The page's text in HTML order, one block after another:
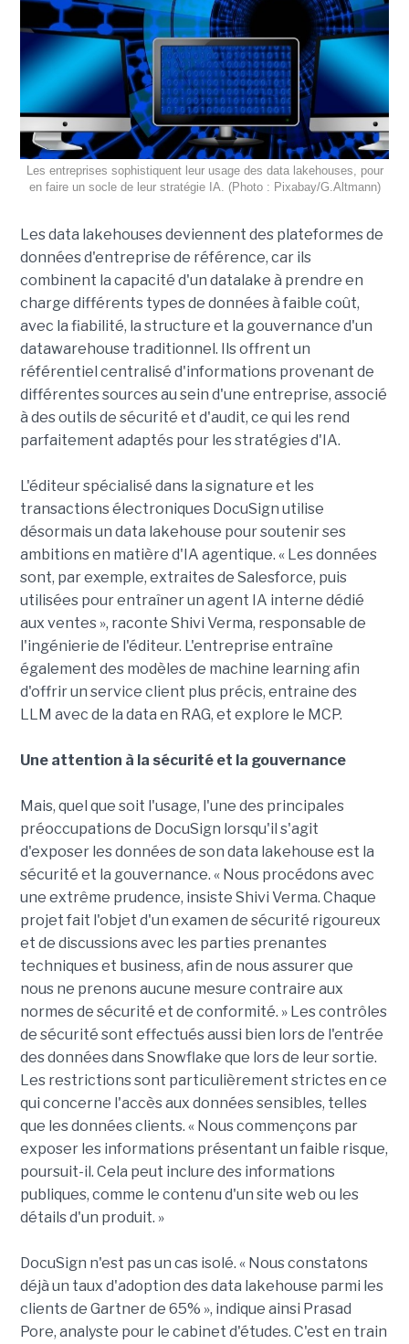
Les entreprises sophistiquent leur usage des data lakehouses, pour
en faire un socle de leur stratégie IA. (Photo : Pixabay/G.Altmann)
Les data lakehouses deviennent des plateformes de
données d'entreprise de référence, car ils
combinent la capacité d'un datalake à prendre en
charge différents types de données à faible coût,
avec la fiabilité, la structure et la gouvernance d'un
datawarehouse traditionnel. Ils offrent un
référentiel centralisé d'informations provenant de
différentes sources au sein d'une entreprise, associé
à des outils de sécurité et d'audit, ce qui les rend
parfaitement adaptés pour les stratégies d'IA.
L'éditeur spécialisé dans la signature et les
transactions électroniques DocuSign utilise
désormais un data lakehouse pour soutenir ses
ambitions en matière d'IA agentique. « Les données
sont, par exemple, extraites de Salesforce, puis
utilisées pour entraîner un agent IA interne dédié
aux ventes », raconte Shivi Verma, responsable de
l'ingénierie de l'éditeur. L'entreprise entraîne
également des modèles de machine learning afin
d'offrir un service client plus précis, entraine des
LLM avec de la data en RAG, et explore le MCP.
Une attention à la sécurité et la gouvernance
Mais, quel que soit l'usage, l'une des principales
préoccupations de DocuSign lorsqu'il s'agit
d'exposer les données de son data lakehouse est la
sécurité et la gouvernance. « Nous procédons avec
une extrême prudence, insiste Shivi Verma. Chaque
projet fait l'objet d'un examen de sécurité rigoureux
et de discussions avec les parties prenantes
techniques et business, afin de nous assurer que
nous ne prenons aucune mesure contraire aux
normes de sécurité et de conformité. » Les contrôles
de sécurité sont effectués aussi bien lors de l'entrée
des données dans Snowflake que lors de leur sortie.
Les restrictions sont particulièrement strictes en ce
qui concerne l'accès aux données sensibles, telles
que les données clients. « Nous commençons par
exposer les informations présentant un faible risque,
poursuit-il. Cela peut inclure des informations
publiques, comme le contenu d'un site web ou les
détails d'un produit. »
DocuSign n'est pas un cas isolé. « Nous constatons
déjà un taux d'adoption des data lakehouse parmi les
clients de Gartner de 65% », indique ainsi Prasad
Pore, analyste pour le cabinet d'études. C'est en train